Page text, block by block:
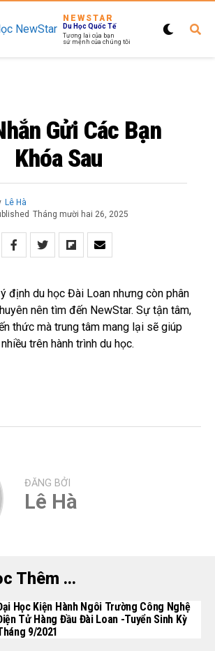
NEWSTAR
Du Học Quốc Tế
Tương lai của bạn
sứ mệnh của chúng tôi
Gửi Các Bạn
Khóa Sau
Lê Hà
Tháng mười hai 26, 2025
định du học Đài Loan nhưng còn phân
nên tìm đến NewStar. Sự tận tâm,
thức mà trung tâm mang lại sẽ giúp
trên hành trình du học.
ĐĂNG BỞI
Lê Hà
Thêm ...
Học Kiện Hành Ngôi Trường Công Nghệ
Tử Hàng Đầu Đài Loan -tuyển Sinh Kỳ
9/2021